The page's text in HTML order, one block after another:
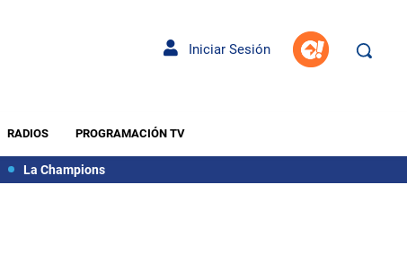
Iniciar Sesión
RADIOS PROGRAMACIÓN TV
La Champions